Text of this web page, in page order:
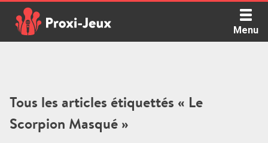
content
Menu
Tous les articles étiquettés « Le
Scorpion Masqué »